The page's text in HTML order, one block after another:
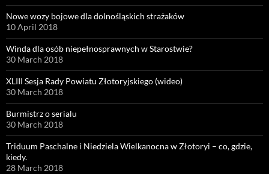
Nowe wozy bojowe dla dolnośląskich strażaków
10 April 2018
Winda dla osób niepełnosprawnych w Starostwie?
30 March 2018
XLIII Sesja Rady Powiatu Złotoryjskiego (wideo)
30 March 2018
Burmistrz o serialu
30 March 2018
Triduum Paschalne i Niedziela Wielkanocna w Złotoryi – co, gdzie,
kiedy.
28 March 2018